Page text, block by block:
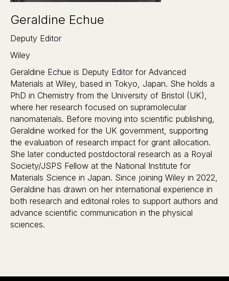
Geraldine Echue
Deputy Editor
Wiley
Geraldine Echue is Deputy Editor for Advanced
Materials at Wiley, based in Tokyo, Japan. She holds a
PhD in Chemistry from the University of Bristol (UK),
where her research focused on supramolecular
nanomaterials. Before moving into scientific publishing,
Geraldine worked for the UK government, supporting
the evaluation of research impact for grant allocation.
She later conducted postdoctoral research as a Royal
Society/JSPS Fellow at the National Institute for
Materials Science in Japan. Since joining Wiley in 2022,
Geraldine has drawn on her international experience in
both research and editorial roles to support authors and
advance scientific communication in the physical
sciences.